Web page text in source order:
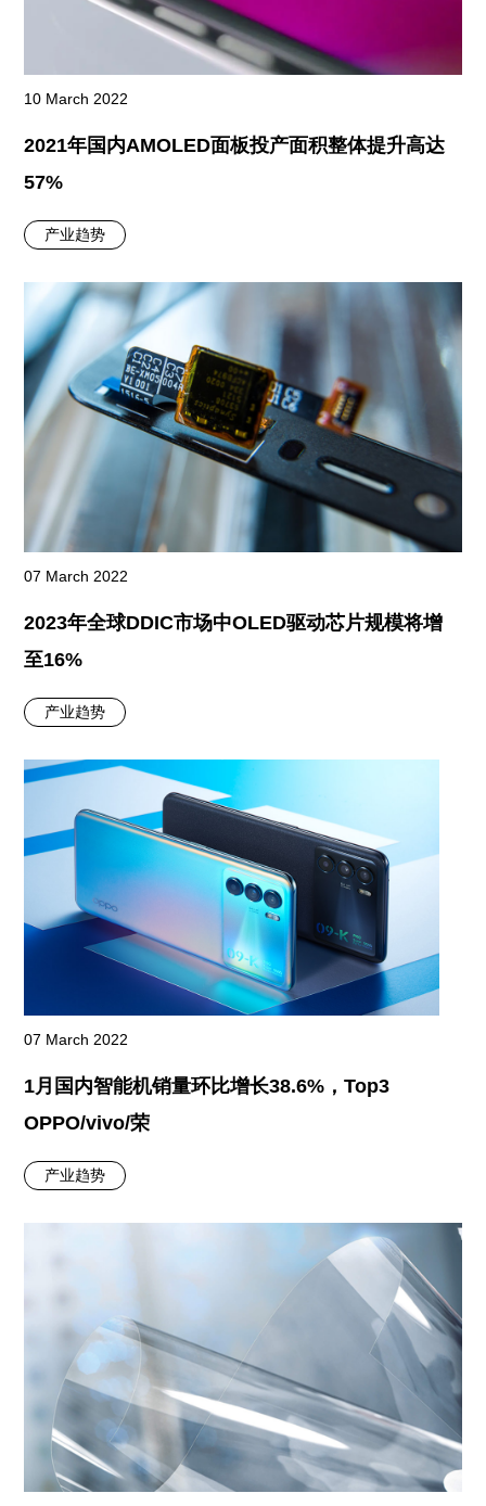
10 March 2022
2021年国内AMOLED面板投产面积整体提升高达
57%
产业趋势
07 March 2022
2023年全球DDIC市场中OLED驱动芯片规模将增
至16%
产业趋势
07 March 2022
1月国内智能机销量环比增长38.6%，Top3
OPPO/vivo/荣
产业趋势